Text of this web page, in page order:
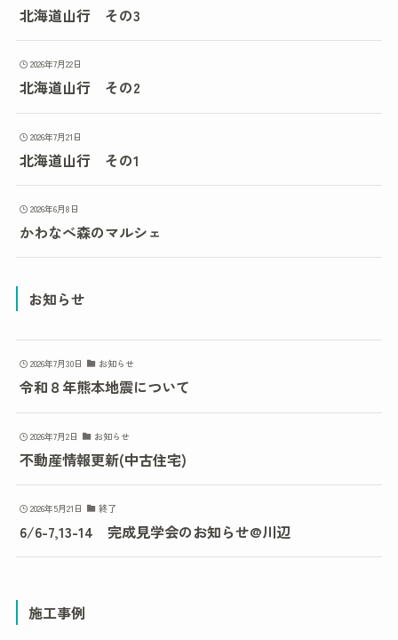
北海道山行 その3
2026年7月22日
北海道山行 その2
2026年7月21日
北海道山行 その1
2026年6月8日
かわなべ森のマルシェ
お知らせ
2026年7月30日 お知らせ
令和８年熊本地震について
2026年7月2日 お知らせ
不動産情報更新(中古住宅)
2026年5月21日 終了
6/6-7,13-14 完成見学会のお知らせ@川辺
施工事例